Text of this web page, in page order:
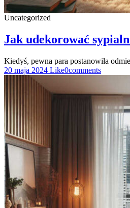
Uncategorized
Jak udekorować
Kiedyś, pewna para postanowiła
20 maja 2024 Like0comments